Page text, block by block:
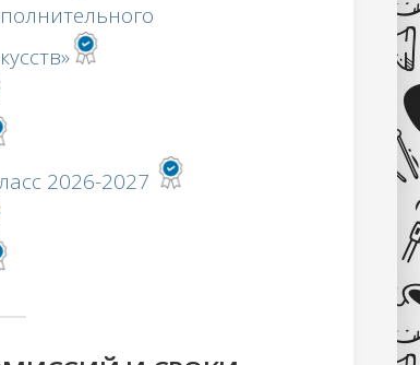
2026-2027